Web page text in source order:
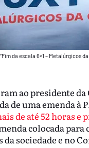
da escala 6×1 – Metalúrgicos da
ao presidente
uma emenda à
de até 52 horas e
colocada
sociedade e no